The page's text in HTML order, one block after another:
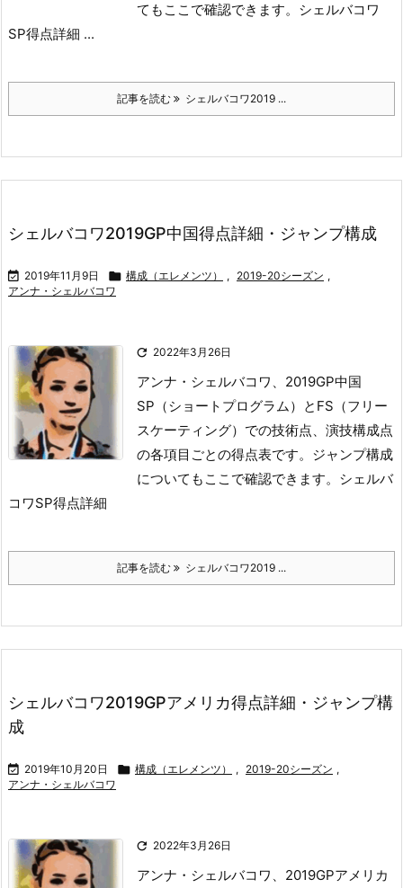
てもここで確認できます。 シェルバコワ
SP得点詳細 ...
記事を読む シェルバコワ2019 ...
シェルバコワ2019GP中国得点詳細・ジャンプ構成
 2019年11月9日  構成（エレメンツ） , 2019-20シーズン ,
アンナ・シェルバコワ
 2022年3月26日
アンナ・シェルバコワ、2019GP中国
SP（ショートプログラム）とFS（フリー
スケーティング）での技術点、演技構成点
の各項目ごとの得点表です。 ジャンプ構成
についてもここで確認できます。 シェルバ
コワSP得点詳細
記事を読む シェルバコワ2019 ...
シェルバコワ2019GPアメリカ得点詳細・ジャンプ構
成
 2019年10月20日  構成（エレメンツ） , 2019-20シーズン ,
アンナ・シェルバコワ
 2022年3月26日
アンナ・シェルバコワ、2019GPアメリカ